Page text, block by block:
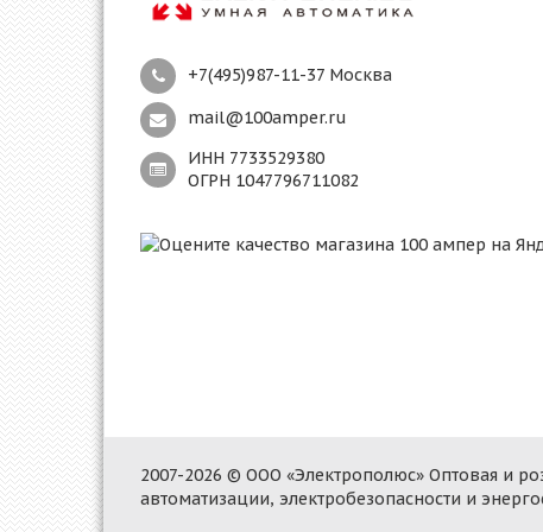
+7(495)987-11-37 Москва
mail@100amper.ru
ИНН 7733529380
ОГРН 1047796711082
2007-2026 © ООО «Электрополюс» Оптовая и
автоматизации, электробезопасности и